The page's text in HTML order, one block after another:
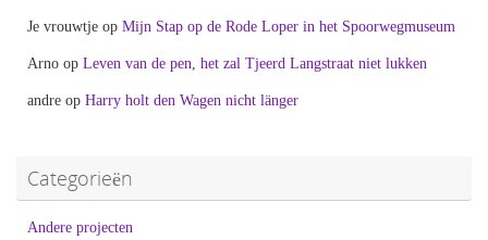
Je vrouwtje op Mijn Stap op de Rode Loper in het Spoorwegmuseum
Arno op Leven van de pen, het zal Tjeerd Langstraat niet lukken
andre op Harry holt den Wagen nicht länger
Categorieën
Andere projecten